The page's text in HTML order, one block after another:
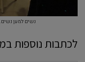
נשים למען
לכתבות נוספות ב